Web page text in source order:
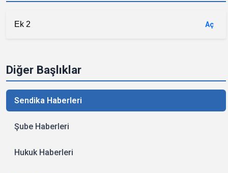
Ek 2 Aç
Diğer Başlıklar
Sendika Haberleri
Şube Haberleri
Hukuk Haberleri